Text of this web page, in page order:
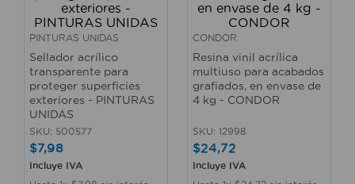
PINTURAS UNIDAS
Sellador acrílico
transparente para
proteger superficies
exteriores - PINTURAS
UNIDAS
SKU: 500577
$7,98
Incluye IVA
CONDOR
Resina vinil acrílica
multiuso para acabados
grafiados, en envase de
4 kg - CONDOR
SKU: 12998
$24,72
Incluye IVA